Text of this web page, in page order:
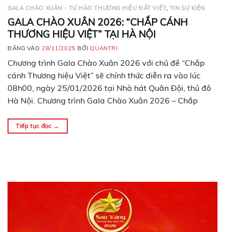
GALA CHÀO XUÂN - TỰ HÀO THƯƠNG HIỆU ĐẤT VIỆT, TIN SỰ KIỆN
GALA CHÀO XUÂN 2026: “CHẮP CÁNH
THƯƠNG HIỆU VIỆT” TẠI HÀ NỘI
ĐĂNG VÀO 28/11/2025 BỞIQUANTRI
Chương trình Gala Chào Xuân 2026 với chủ đề “Chắp
cánh Thương hiệu Việt” sẽ chính thức diễn ra vào lúc
08h00, ngày 25/01/2026 tại Nhà hát Quân Đội, thủ đô
Hà Nội. Chương trình Gala Chào Xuân 2026 – Chắp
2026 – Chắp cánh thương…
Tiếp tục đọc →